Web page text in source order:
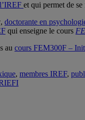
et qui permet de
, doctorante en
qui enseigne le cours
au cours FEM300F –
, membres IREF,